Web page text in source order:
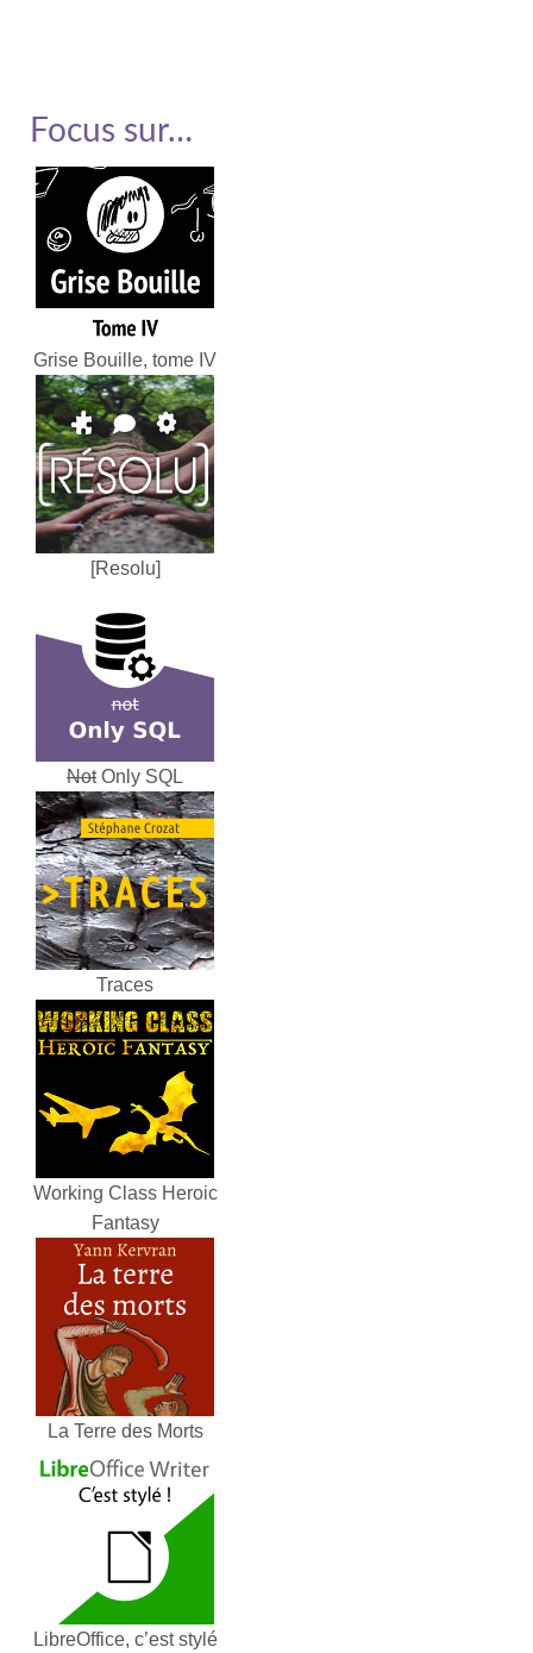
Focus sur…
Grise Bouille, tome IV
[Resolu]
NotOnly SQL
Traces
Working Class Heroic
Fantasy
La Terre des Morts
LibreOffice, c’est stylé